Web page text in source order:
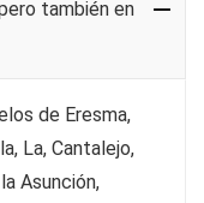
también en
de Eresma,
La, Cantalejo,
Asunción,